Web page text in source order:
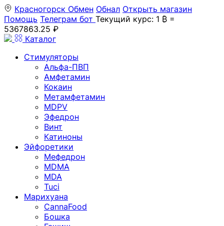
Красногорск Обмен Обнал Открыть магазин
Помощь Телеграм бот Текущий курс: 1 ₿ =
5367863.25 ₽
Каталог
Стимуляторы
Альфа-ПВП
Амфетамин
Кокаин
Метамфетамин
MDPV
Эфедрон
Винт
Катиноны
Эйфоретики
Мефедрон
MDMA
MDA
Tuci
Марихуана
CannaFood
Бошка